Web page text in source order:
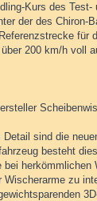
Kurs des
der des Chiron-
für
200 km/h voll
sind die
besteht
bei
zu